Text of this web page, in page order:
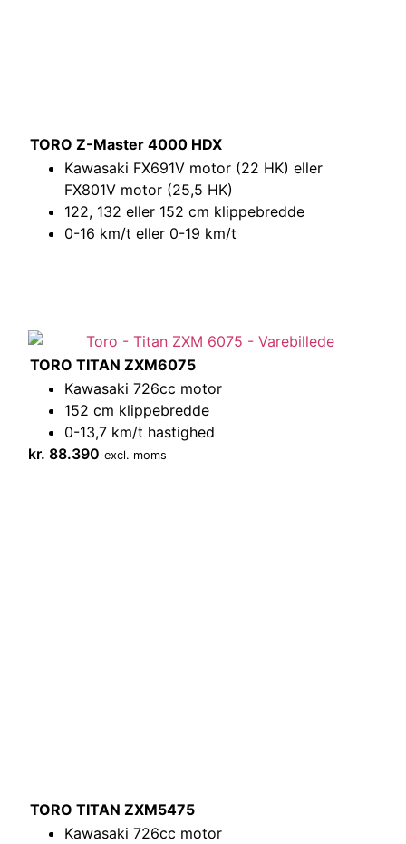
TORO Z-Master 4000 HDX
Kawasaki FX691V motor (22 HK) eller
FX801V motor (25,5 HK)
122, 132 eller 152 cm klippebredde
0-16 km/t eller 0-19 km/t
TORO TITAN ZXM6075
Kawasaki 726cc motor
152 cm klippebredde
0-13,7 km/t hastighed
kr. 88.390 excl. moms
TORO TITAN ZXM5475
Kawasaki 726cc motor